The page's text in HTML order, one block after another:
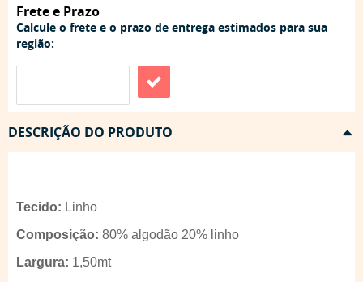
Frete e Prazo
Calcule o frete e o prazo de entrega estimados para sua
região:
DESCRIÇÃO DO PRODUTO
Tecido: Linho
Composição: 80% algodão 20% linho
Largura: 1,50mt